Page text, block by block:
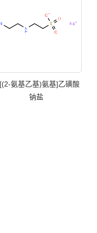
氨基乙基)氨基]乙磺酸
钠盐